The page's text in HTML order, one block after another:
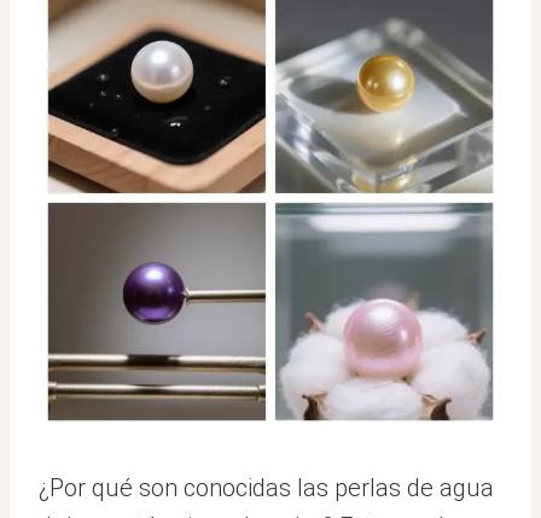
¿Por qué son conocidas las perlas de agua